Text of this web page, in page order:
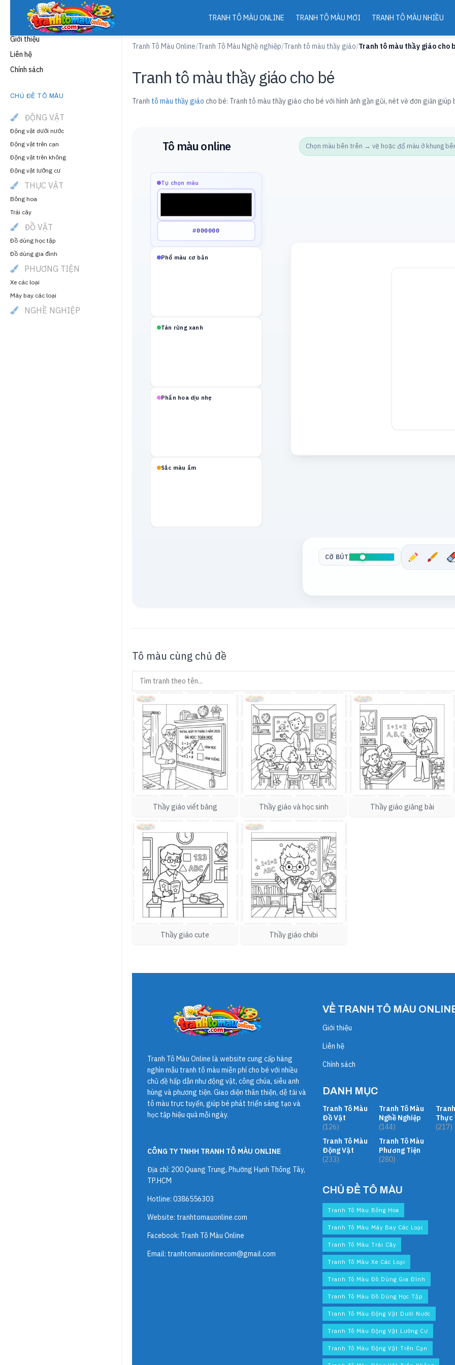
THÔNG TIN
Giới thiệu
Liên hệ
Chính sách
CHỦ ĐỀ TÔ MÀU
ĐỘNG VẬT
Động vật dưới nước
Động vật trên cạn
Động vật trên không
Động vật lưỡng cư
THỰC VẬT
Bông hoa
Trái cây
ĐỒ VẬT
Đồ dùng học tập
Đồ dùng gia đình
PHƯƠNG TIỆN
Xe các loại
Máy bay các loại
NGHỀ NGHIỆP
TRANH TÔ MÀU ONLINE TRANH TÔ MÀU MỚI TRANH TÔ MÀU NHIỀU
Tranh Tô Màu Online/Tranh Tô Màu Nghề nghiệp/Tranh tô màu thầy giáo/Tranh tô màu thầy giáo cho
Tranh tô màu thầy giáo cho bé
Tranh tô màu thầy giáo cho bé: Tranh tô màu thầy giáo cho bé với hình ảnh gần gũi, nét vẽ đơn giản
Tô màu online Chọn màu bên trên → vẽ hoặc đổ màu ở khung
Tự chọn màu
Phổ màu cơ bản
Tán rừng xanh
Phấn hoa dịu nhẹ
Sắc màu ấm
CỠ BÚT
Tô màu cùng chủ đề
Thầy giáo viết bảng Thầy giáo và học sinh Thầy giáo giảng bài
Thầy giáo cute Thầy giáo chibi
Tranh Tô Màu Online là website cung cấp hàng
nghìn mẫu tranh tô màu miễn phí cho bé với nhiều
chủ đề hấp dẫn như động vật, công chúa, siêu anh
hùng và phương tiện. Giao diện thân thiện, dễ tải và
tô màu trực tuyến, giúp bé phát triển sáng tạo và
học tập hiệu quả mỗi ngày.
CÔNG TY TNHH TRANH TÔ MÀU ONLINE
Địa chỉ: 200 Quang Trung, Phường Hạnh Thông Tây,
TP.HCM
Hotline: 0386556303
Website: tranhtomauonline.com
Facebook: Tranh Tô Màu Online
Email: tranhtomauonlinecom@gmail.com
VỀ TRANH TÔ MÀU
Giới thiệu
Liên hệ
Chính sách
DANH MỤC
Tranh Tô Màu
Đồ Vật
(126)
Tranh Tô Màu
Động Vật
(233)
Tranh Tô Màu
Nghề Nghiệp
(144)
Tranh Tô Màu
Phương Tiện
(280)
Thực
(217)
CHỦ ĐỀ TÔ MÀU
Tranh Tô Màu Bông Hoa
Tranh Tô Màu Máy Bay Các Loại
Tranh Tô Màu Trái Cây
Tranh Tô Màu Xe Các Loại
Tranh Tô Màu Đồ Dùng Gia Đình
Tranh Tô Màu Đồ Dùng Học Tập
Tranh Tô Màu Động Vật Dưới Nước
Tranh Tô Màu Động Vật Lưỡng Cư
Tranh Tô Màu Động Vật Trên Cạn